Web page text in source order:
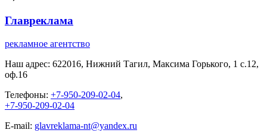
Главреклама
рекламное агентство
Наш адрес: 622016, Нижний Тагил, Максима Горького, 1 c.12,
оф.16
Телефоны: +7-950-209-02-04,
+7-950-209-02-04
E-mail: glavreklama-nt@yandex.ru